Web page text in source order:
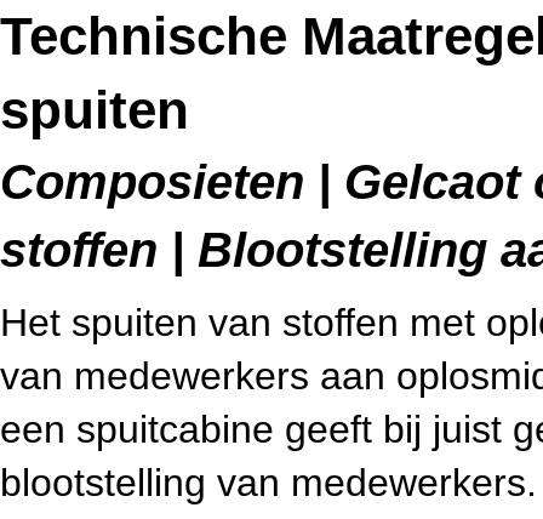
Technische
spuiten
Composieten |
stoffen | Blootstelling
Het spuiten van stoffen met
van medewerkers aan
een spuitcabine geeft bij juist
blootstelling van medewerkers.